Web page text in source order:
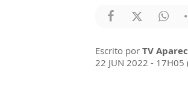
Escrito por TV
22 JUN 2022 -